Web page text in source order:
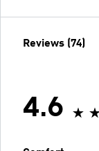
Reviews (74)
4.6